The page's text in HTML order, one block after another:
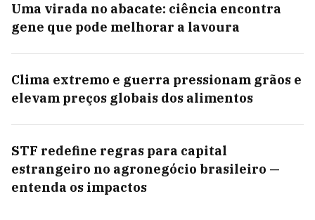
Uma virada no abacate: ciência encontra
gene que pode melhorar a lavoura
Clima extremo e guerra pressionam grãos e
elevam preços globais dos alimentos
STF redefine regras para capital
estrangeiro no agronegócio brasileiro —
entenda os impactos